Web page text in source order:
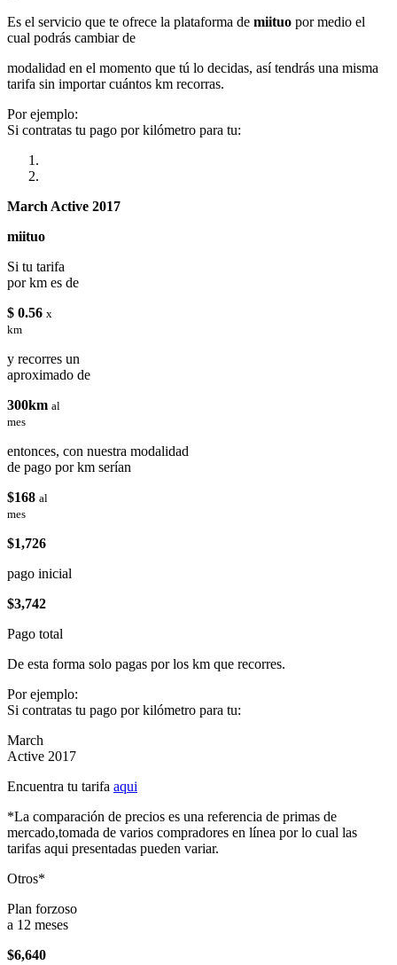
Es el servicio que te ofrece la plataforma de miituo por medio el
cual podrás cambiar de
modalidad en el momento que tú lo decidas, así tendrás una misma
tarifa sin importar cuántos km recorras.
Por ejemplo:
Si contratas tu pago por kilómetro para tu:
March Active 2017
miituo
Si tu tarifa
por km es de
$ 0.56 x
km
y recorres un
aproximado de
300km al
mes
entonces, con nuestra modalidad
de pago por km serían
$168 al
mes
$1,726
pago inicial
$3,742
Pago total
De esta forma solo pagas por los km que recorres.
Por ejemplo:
Si contratas tu pago por kilómetro para tu:
March
Active 2017
Encuentra tu tarifa aqui
*La comparación de precios es una referencia de primas de
mercado,tomada de varios compradores en línea por lo cual las
tarifas aqui presentadas pueden variar.
Otros*
Plan forzoso
a 12 meses
$6,640